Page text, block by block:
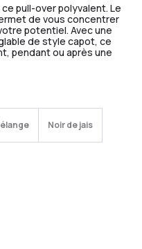
pull-over polyvalent. Le
de vous concentrer
potentiel. Avec une
de style capot, ce
pendant ou après une
Noir de jais